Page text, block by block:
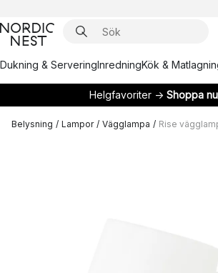
Dukning & ServeringInredningKök &
Helgfavoriter → Shoppa nu
Belysning / Lampor / Vägglampa / Rise